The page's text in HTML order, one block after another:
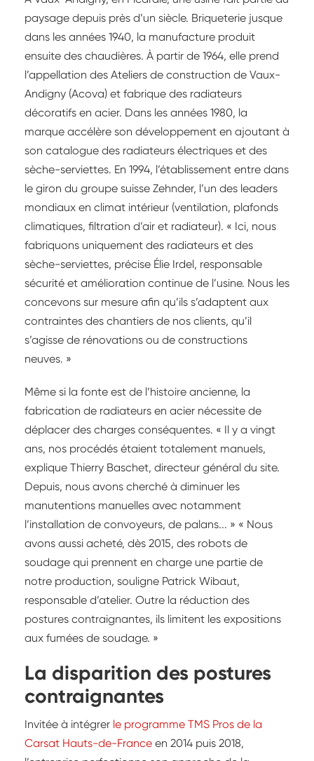
paysage depuis près d’un siècle. Briqueterie jusque
dans les années 1940, la manufacture produit
ensuite des chaudières. À partir de 1964, elle prend
l’appellation des Ateliers de construction de Vaux-
Andigny (Acova) et fabrique des radiateurs
décoratifs en acier. Dans les années 1980, la
marque accélère son développement en ajoutant à
son catalogue des radiateurs électriques et des
sèche-serviettes. En 1994, l’établissement entre dans
le giron du groupe suisse Zehnder, l’un des leaders
mondiaux en climat intérieur (ventilation, plafonds
climatiques, filtration d’air et radiateur). « Ici, nous
fabriquons uniquement des radiateurs et des
sèche-serviettes, précise Élie Irdel, responsable
sécurité et amélioration continue de l’usine. Nous les
concevons sur mesure afin qu’ils s’adaptent aux
contraintes des chantiers de nos clients, qu’il
s’agisse de rénovations ou de constructions
neuves. »
Même si la fonte est de l’histoire ancienne, la
fabrication de radiateurs en acier nécessite de
déplacer des charges conséquentes. « Il y a vingt
ans, nos procédés étaient totalement manuels,
explique Thierry Baschet, directeur général du site.
Depuis, nous avons cherché à diminuer les
manutentions manuelles avec notamment
l’installation de convoyeurs, de palans... » « Nous
avons aussi acheté, dès 2015, des robots de
soudage qui prennent en charge une partie de
notre production, souligne Patrick Wibaut,
responsable d’atelier. Outre la réduction des
postures contraignantes, ils limitent les expositions
aux fumées de soudage. »
La disparition des postures
contraignantes
Invitée à intégrer le programme TMS Pros de la
Carsat Hauts-de-France en 2014 puis 2018,